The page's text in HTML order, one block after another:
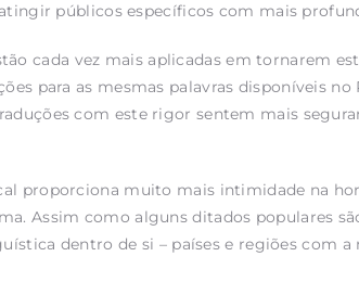
públicos específicos com mais
cada vez mais aplicadas em tornarem
para as mesmas palavras disponíveis
com este rigor sentem mais
proporciona muito mais intimidade na
Assim como alguns ditados populares
dentro de si – países e regiões com